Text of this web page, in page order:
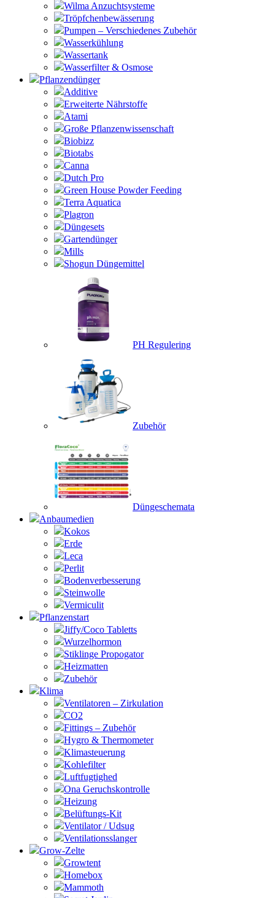
Wilma Anzuchtsysteme
Tröpfchenbewässerung
Pumpen – Verschiedenes Zubehör
Wasserkühlung
Wassertank
Wasserfilter & Osmose
Pflanzendünger
Additive
Erweiterte Nährstoffe
Atami
Große Pflanzenwissenschaft
Biobizz
Biotabs
Canna
Dutch Pro
Green House Powder Feeding
Terra Aquatica
Plagron
Düngesets
Gartendünger
Mills
Shogun Düngemittel
PH Regulering
Zubehör
Düngeschemata
Anbaumedien
Kokos
Erde
Leca
Perlit
Bodenverbesserung
Steinwolle
Vermiculit
Pflanzenstart
Jiffy/Coco Tabletts
Wurzelhormon
Stiklinge Propogator
Heizmatten
Zubehör
Klima
Ventilatoren – Zirkulation
CO2
Fittings – Zubehör
Hygro & Thermometer
Klimasteuerung
Kohlefilter
Luftfugtighed
Ona Geruchskontrolle
Heizung
Belüftungs-Kit
Ventilator / Udsug
Ventilationsslanger
Grow-Zelte
Growtent
Homebox
Mammoth